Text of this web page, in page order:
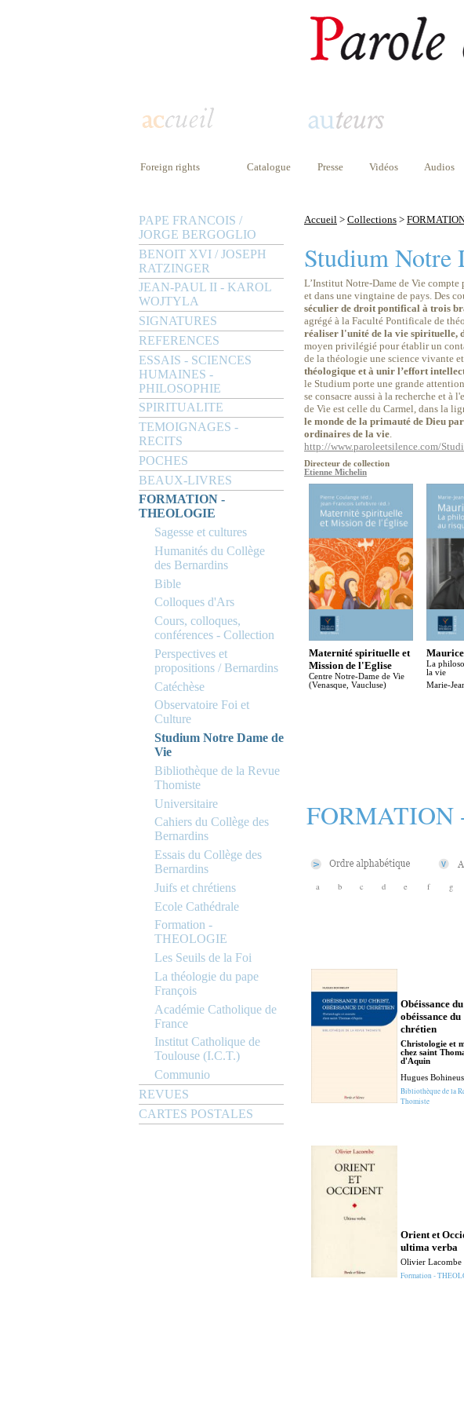
Foreign rights Catalogue Presse Vidéos Audios
PAPE FRANCOIS /
JORGE BERGOGLIO
BENOIT XVI / JOSEPH
RATZINGER
JEAN-PAUL II - KAROL
WOJTYLA
SIGNATURES
REFERENCES
ESSAIS - SCIENCES
HUMAINES -
PHILOSOPHIE
SPIRITUALITE
TEMOIGNAGES -
RECITS
POCHES
BEAUX-LIVRES
FORMATION -
THEOLOGIE
Sagesse et cultures
Humanités du Collège
des Bernardins
Bible
Colloques d'Ars
Cours, colloques,
conférences - Collection
Perspectives et
propositions / Bernardins
Catéchèse
Observatoire Foi et
Culture
Studium Notre Dame de
Vie
Bibliothèque de la Revue
Thomiste
Universitaire
Cahiers du Collège des
Bernardins
Essais du Collège des
Bernardins
Juifs et chrétiens
Ecole Cathédrale
Formation -
THEOLOGIE
Les Seuils de la Foi
La théologie du pape
François
Académie Catholique de
France
Institut Catholique de
Toulouse (I.C.T.)
Communio
REVUES
CARTES POSTALES
Accueil > Collections >
Studium Notre
L’Institut Notre-Dame de Vie compte
et dans une vingtaine de pays. Des
séculier de droit pontifical à trois
agrégé à la Faculté Pontificale de
réaliser l'unité de la vie spirituelle,
moyen privilégié pour établir un
de la théologie une science vivante
théologique et à unir l’effort
le Studium porte une grande
se consacre aussi à la recherche et
de Vie est celle du Carmel, dans la
le monde de la primauté de Dieu
ordinaires de la vie.
http://www.paroleetsilence.com/
Directeur de collection
Etienne Michelin
Maternité spirituelle et
Mission de l'Eglise
Centre Notre-Dame de Vie
(Venasque, Vaucluse)
La
la vie
Marie-
FORMATION
a b c d e f g
Obéissance
obéissance du
chrétien
Christologie et
chez saint
d'Aquin
Hugues
Bibliothèque de la
Thomiste
Orient et
ultima verba
Olivier Lacombe
Formation -